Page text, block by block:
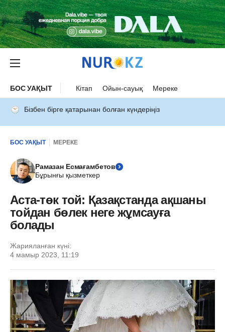
БОС УАҚЫТ Кітап Ойын-сауық Мереке
Бізбен бірге қатарынан болған күндеріңіз
БОС УАҚЫТ МЕРЕКЕ
Рамазан Есмағамбетов
Бұрынғы қызметкер
Аста-төк той: Қазақстанда ақшаны
тойдан бөлек неге жұмсауға
болады
Жарияланған күні:
4 мамыр 2023, 11:19